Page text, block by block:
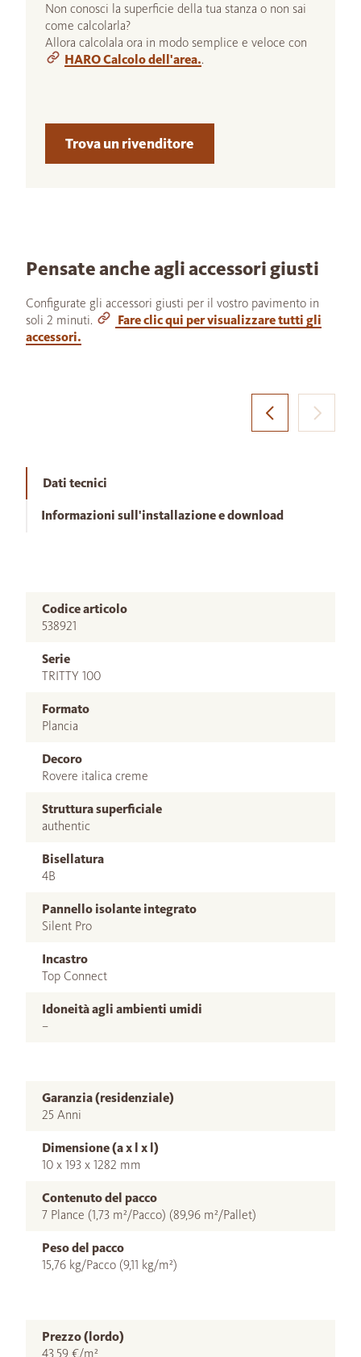
Non conosci la superficie della tua stanza o non sai
come calcolarla?
Allora calcolala ora in modo semplice e veloce con
HARO Calcolo dell'area..
Trova un rivenditore
Pensate anche agli accessori giusti
Configurate gli accessori giusti per il vostro pavimento in
soli 2 minuti.
Fare clic qui per visualizzare tutti gli
accessori.
Dati tecnici
Informazioni sull'installazione e download
Codice articolo
538921
Serie
TRITTY 100
Formato
Plancia
Decoro
Rovere italica creme
Struttura superficiale
authentic
Bisellatura
4B
Pannello isolante integrato
Silent Pro
Incastro
Top Connect
Idoneità agli ambienti umidi
–
Garanzia (residenziale)
25 Anni
Dimensione (a x l x l)
10 x 193 x 1282 mm
Contenuto del pacco
7 Plance (1,73 m²/Pacco) (89,96 m²/Pallet)
Peso del pacco
15,76 kg/Pacco (9,11 kg/m²)
Prezzo (lordo)
43,59 €/m²